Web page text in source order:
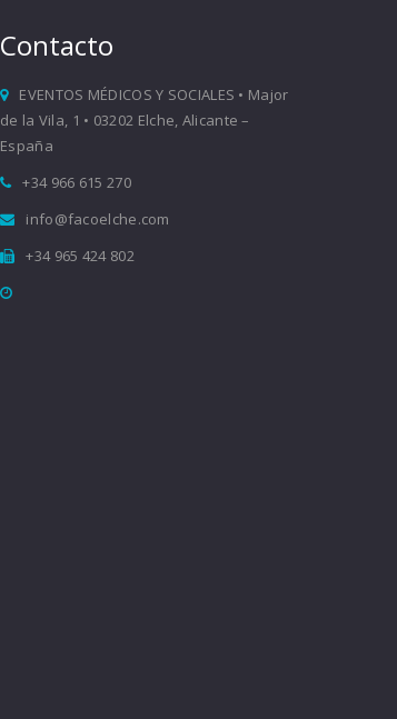
Contacto
EVENTOS MÉDICOS Y SOCIALES • Major
de la Vila, 1 • 03202 Elche, Alicante –
España
+34 966 615 270
info@facoelche.com
+34 965 424 802